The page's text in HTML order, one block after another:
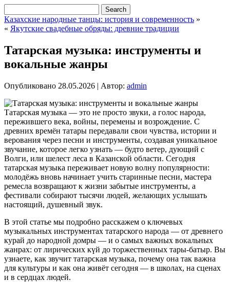
Казахские народные танцы: история и современность »
« Якутские свадебные обряды: древние традиции
Татарская музыка: инструменты и
вокальные жанры
Опубликовано 28.05.2026 | Автор: admin
Татарская музыка — это не просто звуки, а голос народа,
пережившего века, войны, перемены и возрождение. С
древних времён татары передавали свои чувства, истории и
верования через песни и инструменты, создавая уникальное
звучание, которое легко узнать — будто ветер, дующий с
Волги, или шелест леса в Казанской области. Сегодня
татарская музыка переживает новую волну популярности:
молодёжь вновь начинает учить старинные песни, мастера
ремесла возвращают к жизни забытые инструменты, а
фестивали собирают тысячи людей, желающих услышать
настоящий, душевный звук.
В этой статье мы подробно расскажем о ключевых
музыкальных инструментах татарского народа — от древнего
курай до народной домры — и о самых важных вокальных
жанрах: от лирических күй до торжественных тары-батыр. Вы
узнаете, как звучит татарская музыка, почему она так важна
для культуры и как она живёт сегодня — в школах, на сценах
и в сердцах людей.